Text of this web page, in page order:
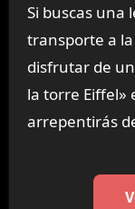
Si buscas una
transporte a
disfrutar de
la torre Eiffel»
arrepentirás